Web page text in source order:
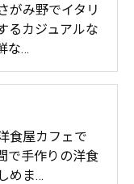
がみ野でイタリ
るカジュアルな
な…
食屋カフェで
で手作りの洋食
めま…